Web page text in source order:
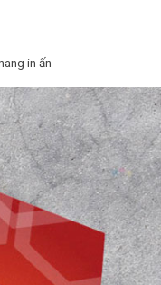
in ấn